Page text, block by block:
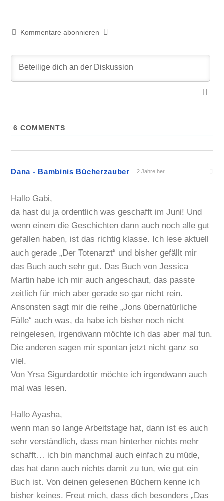
Kommentare abonnieren
6 COMMENTS
Dana - Bambinis Bücherzauber 2 Jahre her
Hallo Gabi,
da hast du ja ordentlich was geschafft im Juni! Und
wenn einem die Geschichten dann auch noch alle gut
gefallen haben, ist das richtig klasse. Ich lese aktuell
auch gerade „Der Totenarzt“ und bisher gefällt mir
das Buch auch sehr gut. Das Buch von Jessica
Martin habe ich mir auch angeschaut, das passte
zeitlich für mich aber gerade so gar nicht rein.
Ansonsten sagt mir die reihe „Jons übernatürliche
Fälle“ auch was, da habe ich bisher noch nicht
reingelesen, irgendwann möchte ich das aber mal tun.
Die anderen sagen mir spontan jetzt nicht ganz so
viel.
Von Yrsa Sigurdardottir möchte ich irgendwann auch
mal was lesen.
Hallo Ayasha,
wenn man so lange Arbeitstage hat, dann ist es auch
sehr verständlich, dass man hinterher nichts mehr
schafft… ich bin manchmal auch einfach zu müde,
das hat dann auch nichts damit zu tun, wie gut ein
Buch ist. Von deinen gelesenen Büchern kenne ich
bisher keines. Freut mich, dass dich besonders „Das